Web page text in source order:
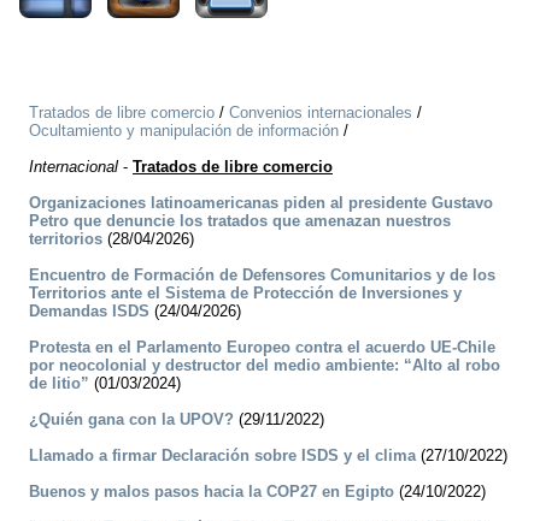
Tratados de libre comercio / Convenios internacionales /
Ocultamiento y manipulación de información /
Internacional - Tratados de libre comercio
Organizaciones latinoamericanas piden al presidente Gustavo
Petro que denuncie los tratados que amenazan nuestros
territorios (28/04/2026)
Encuentro de Formación de Defensores Comunitarios y de los
Territorios ante el Sistema de Protección de Inversiones y
Demandas ISDS (24/04/2026)
Protesta en el Parlamento Europeo contra el acuerdo UE-Chile
por neocolonial y destructor del medio ambiente: “Alto al robo
de litio” (01/03/2024)
¿Quién gana con la UPOV? (29/11/2022)
Llamado a firmar Declaración sobre ISDS y el clima(27/10/2022)
Buenos ­y malos pasos hacia la COP27 en Egipto (24/10/2022)